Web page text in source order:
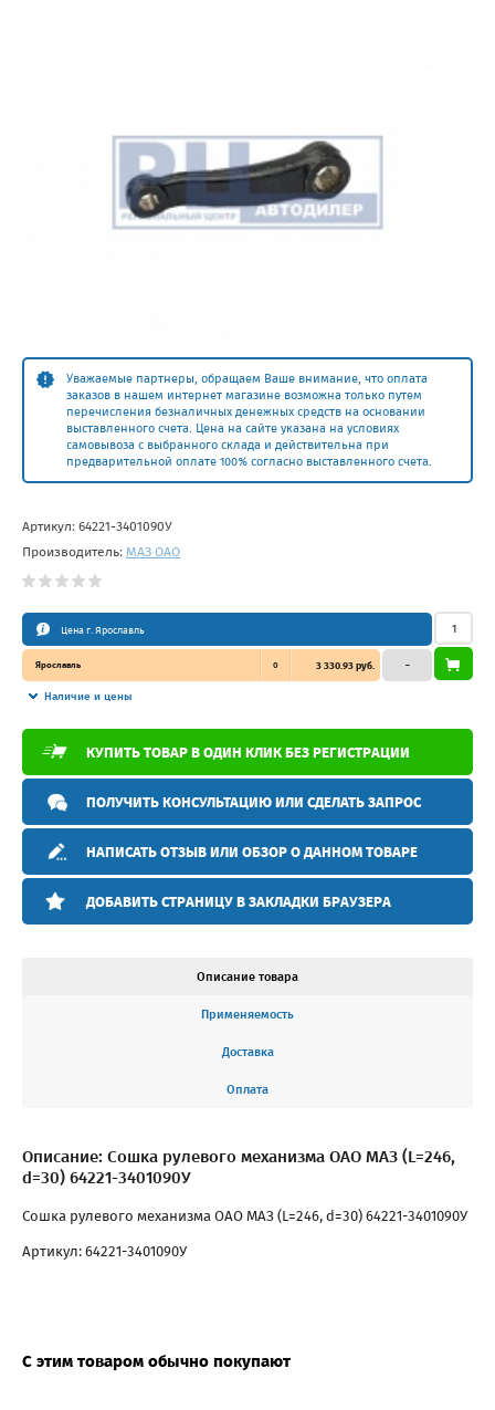
Уважаемые партнеры, обращаем Ваше внимание, что оплата
заказов в нашем интернет магазине возможна только путем
перечисления безналичных денежных средств на основании
выставленного счета. Цена на сайте указана на условиях
самовывоза с выбранного склада и действительна при
предварительной оплате 100% согласно выставленного счета.
Артикул: 64221-3401090У
Производитель: МАЗ ОАО
Цена г. Ярославль
Ярославль 0 3 330.93 руб.
Наличие и цены
–
КУПИТЬ ТОВАР В ОДИН КЛИК БЕЗ РЕГИСТРАЦИИ
ПОЛУЧИТЬ КОНСУЛЬТАЦИЮ ИЛИ СДЕЛАТЬ ЗАПРОС
НАПИСАТЬ ОТЗЫВ ИЛИ ОБЗОР О ДАННОМ ТОВАРЕ
ДОБАВИТЬ СТРАНИЦУ В ЗАКЛАДКИ БРАУЗЕРА
Описание товара
Применяемость
Доставка
Оплата
Описание: Сошка рулевого механизма ОАО МАЗ (L=246,
d=30) 64221-3401090У
Сошка рулевого механизма ОАО МАЗ (L=246, d=30) 64221-3401090У
Артикул: 64221-3401090У
С этим товаром обычно покупают